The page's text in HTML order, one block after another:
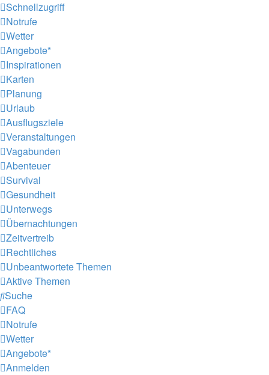
Schnellzugriff
Notrufe
Wetter
Angebote*
Inspirationen
Karten
Planung
Urlaub
Ausflugsziele
Veranstaltungen
Vagabunden
Abenteuer
Survival
Gesundheit
Unterwegs
Übernachtungen
Zeitvertreib
Rechtliches
Unbeantwortete Themen
Aktive Themen
Suche
FAQ
Notrufe
Wetter
Angebote*
Anmelden